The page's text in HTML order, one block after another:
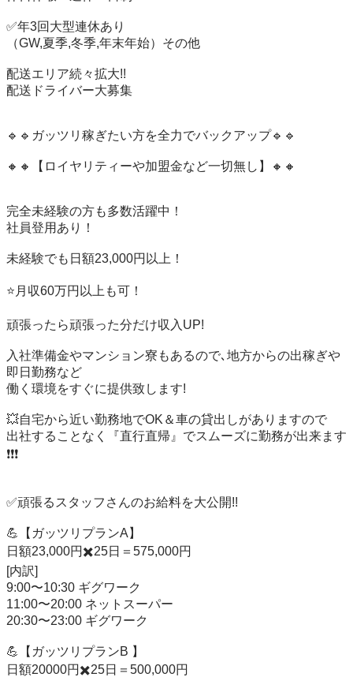
✅年3回大型連休あり
（GW,夏季,冬季,年末年始）その他
配送エリア続々拡大!!
配送ドライバー大募集
🔹🔹ガッツリ稼ぎたい方を全力でバックアップ🔹🔹
🔸🔸【ロイヤリティーや加盟金など一切無し】🔸🔸
完全未経験の方も多数活躍中！
社員登用あり！
未経験でも日額23,000円以上！
⭐️月収60万円以上も可！
頑張ったら頑張った分だけ収入UP!
入社準備金やマンション寮もあるので､地方からの出稼ぎや
即日勤務など
働く環境をすぐに提供致します!
💥自宅から近い勤務地でOK＆車の貸出しがありますので
出社することなく『直行直帰』でスムーズに勤務が出来ます
❗️❗️❗️
✅頑張るスタッフさんのお給料を大公開!!
💪【ガッツリプランA】
日額23,000円✖️25日＝575,000円
[内訳]
9:00〜10:30 ギグワーク
11:00〜20:00 ネットスーパー
20:30〜23:00 ギグワーク
💪【ガッツリプランB 】
日額20000円✖️25日＝500,000円